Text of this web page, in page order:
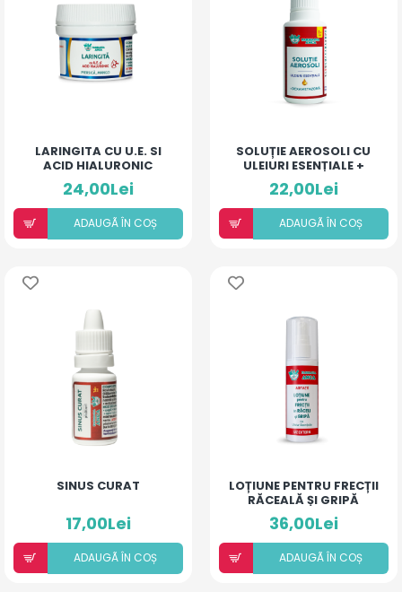
LARINGITA CU U.E. SI
ACID HIALURONIC
(PIERSICĂ ȘI MANGO)
24,00Lei
ADAUGÃ ÎN COȘ
SOLUȚIE AEROSOLI CU
ULEIURI ESENȚIALE +
DEXAMETAZONĂ
22,00Lei
ADAUGÃ ÎN COȘ
SINUS CURAT
17,00Lei
ADAUGÃ ÎN COȘ
LOȚIUNE PENTRU FRECȚII
RĂCEALĂ ȘI GRIPĂ
36,00Lei
ADAUGÃ ÎN COȘ